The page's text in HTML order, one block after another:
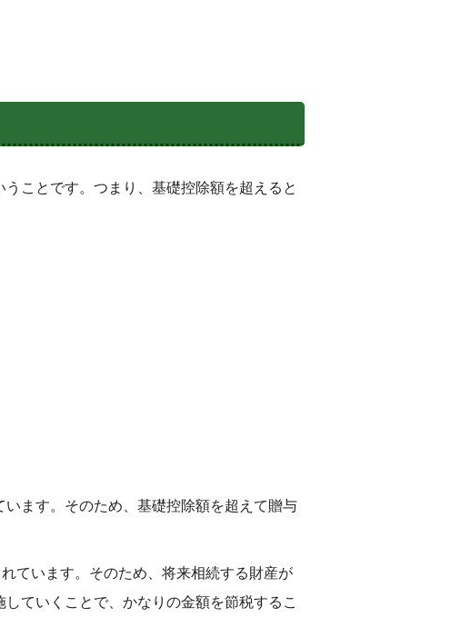
ことです。つまり、基礎控除額を超えると
ます。そのため、基礎控除額を超えて贈与
ています。そのため、将来相続する財産が
ていくことで、かなりの金額を節税するこ